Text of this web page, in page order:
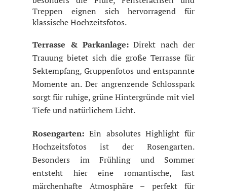
Treppen eignen sich hervorragend für
klassische Hochzeitsfotos.
Terrasse & Parkanlage:Direkt nach der
Trauung bietet sich die große Terrasse für
Sektempfang, Gruppenfotos und entspannte
Momente an. Der angrenzende Schlosspark
sorgt für ruhige, grüne Hintergründe mit viel
Tiefe und natürlichem Licht.
Rosengarten: Ein absolutes Highlight für
Hochzeitsfotos ist der Rosengarten.
Besonders im Frühling und Sommer
entsteht hier eine romantische, fast
märchenhafte Atmosphäre – perfekt für